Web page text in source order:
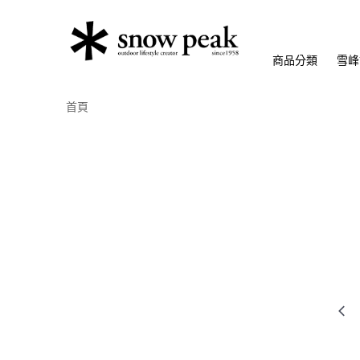
商品分類 雪
首頁